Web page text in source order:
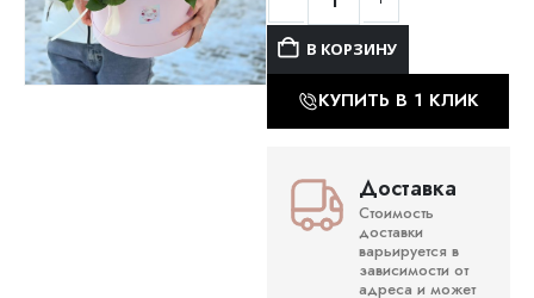
В КОРЗИНУ
КУПИТЬ В 1 КЛИК
Доставка
Стоимость
доставки
варьируется в
зависимости от
адреса и может